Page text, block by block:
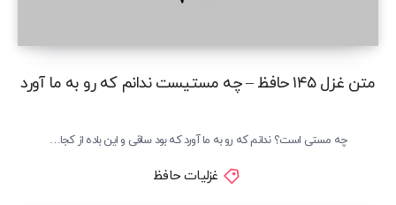
متن غزل ۱۴۵ حافظ – چه مستیست ندانم که رو به ما آورد
چه مستی است؟ ندانم که رو به ما آورد که بود ساقی و این باده از کجا…
غزلیات حافظ